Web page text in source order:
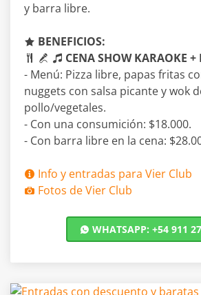
y barra libre.
BENEFICIOS:
CENA SHOW KARAOKE +
- Menú: Pizza libre, papas fritas
nuggets con salsa picante y wok
pollo/vegetales.
- Con una consumición: $18.000.
- Con barra libre en la cena:
Info y entradas para Vier Club
Fotos de Vier Club
WHATSAPP: +54 911